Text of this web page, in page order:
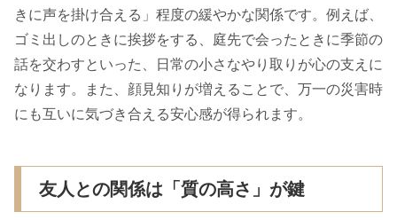
きに声を掛け合える」程度の緩やかな関係です。例えば、
ゴミ出しのときに挨拶をする、庭先で会ったときに季節の
話を交わすといった、日常の小さなやり取りが心の支えに
なります。また、顔見知りが増えることで、万一の災害時
にも互いに気づき合える安心感が得られます。
友人との関係は「質の高さ」が鍵